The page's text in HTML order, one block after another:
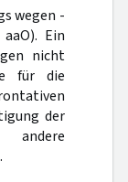
wegen -
Ein
nicht
für die
der
andere